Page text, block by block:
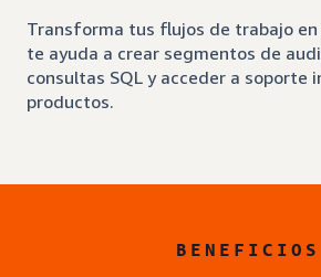
Transforma tus flujos de trabajo en
te ayuda a crear segmentos de
consultas SQL y acceder a soporte
productos.
BENEFICIOS